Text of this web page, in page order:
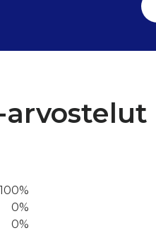
arvostelut
100%
0%
0%